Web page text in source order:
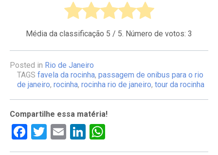
Média da classificação 5 / 5. Número de votos: 3
Posted in Rio de Janeiro
TAGS favela da rocinha, passagem de onibus para o rio
de janeiro, rocinha, rocinha rio de janeiro, tour da rocinha
Compartilhe essa matéria!
Facebook
Twitter
EmailLinkedIn